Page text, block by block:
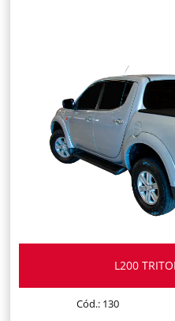
L200
Cód.: 130